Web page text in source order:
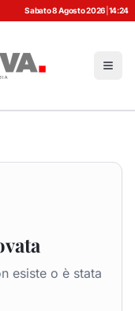
Sabato 8 Agosto 2026 14:24
esiste o è stata